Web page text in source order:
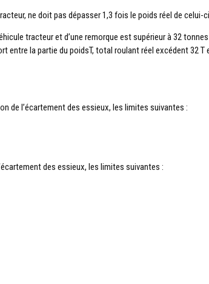
ne doit pas dépasser 1,3 fois le poids réel de celui-
tracteur et d’une remorque est supérieur à 32
entre la partie du poidsT, total roulant réel excédent 32 T
de l’écartement des essieux, les limites suivantes :
des essieux, les limites suivantes :